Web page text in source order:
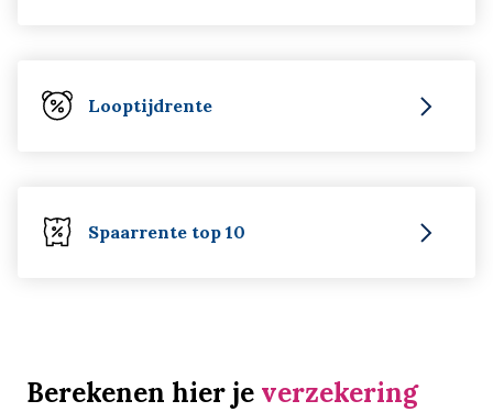
Looptijdrente
Spaarrente top 10
Berekenen hier je verzekering